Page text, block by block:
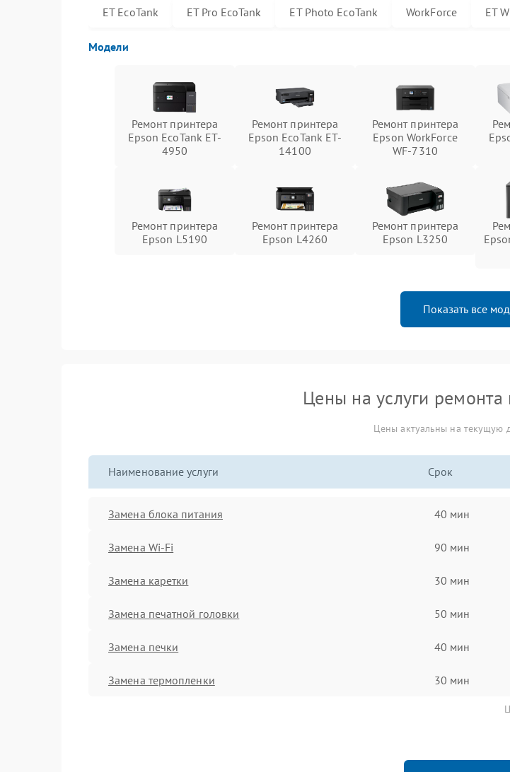
ET EcoTank ET Pro EcoTank ET Photo EcoTank WorkForce ET
Модели
Ремонт принтера
Epson EcoTank ET-
4950
Ремонт принтера
Epson EcoTank ET-
14100
Ремонт принтера
Epson WorkForce
WF-7310
Ремонт принтера
Epson L5190
Ремонт принтера
Epson L4260
Ремонт принтера
Epson L3250
Показать все
Цены на услуги ремонта
Цены актуальны на текущую
Наименование услуги Срок
Замена блока питания 40 мин
Замена Wi-Fi 90 мин
Замена каретки 30 мин
Замена печатной головки 50 мин
Замена печки 40 мин
Замена термопленки 30 мин